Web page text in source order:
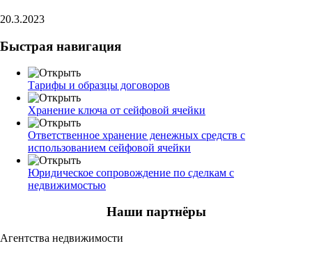
20.3.2023
Быстрая навигация
Тарифы и образцы договоров
Хранение ключа от сейфовой ячейки
Ответственное хранение денежных средств с
использованием сейфовой ячейки
Юридическое сопровождение по сделкам с
недвижимостью
Наши партнёры
Агентства недвижимости